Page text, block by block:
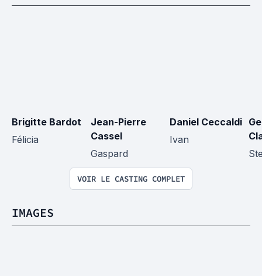
Brigitte Bardot
Félicia
Jean-Pierre
Cassel
Gaspard
Daniel Ceccaldi
Ivan
VOIR LE CASTING COMPLET
IMAGES